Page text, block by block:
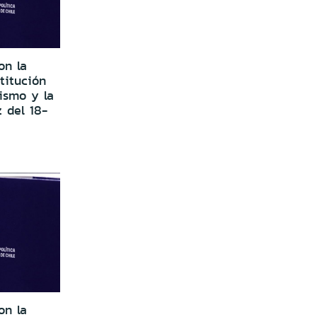
la
y la
del 18-
la